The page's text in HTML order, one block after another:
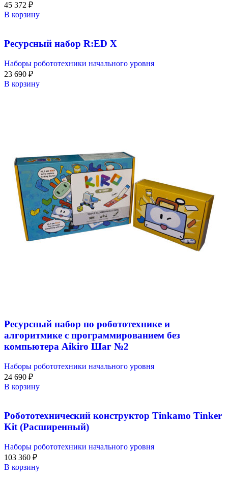
45 372 ₽
В корзину
Ресурсный набор R:ED X
Наборы робототехники начального уровня
23 690 ₽
В корзину
Ресурсный набор по робототехнике и
алгоритмике с программированием без
компьютера Aikiro Шаг №2
Наборы робототехники начального уровня
24 690 ₽
В корзину
Робототехнический конструктор Tinkamo Tinker
Kit (Расширенный)
Наборы робототехники начального уровня
103 360 ₽
В корзину